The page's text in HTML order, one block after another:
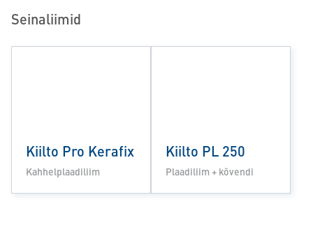
Seinaliimid
Kiilto Pro Kerafix
Kahhelplaadiliim
Kiilto PL 250
Plaadiliim + kõvendi